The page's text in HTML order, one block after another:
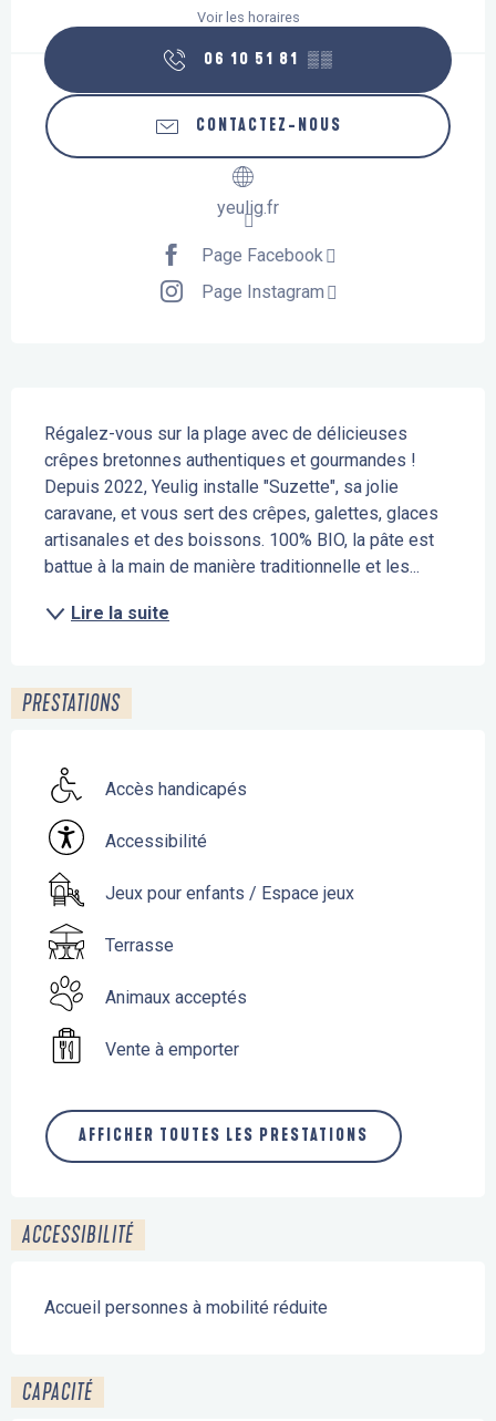
Voir les horaires
06 10 51 81 ▒▒
CONTACTEZ-NOUS
yeulig.fr
Page Facebook
Page Instagram
Régalez-vous sur la plage avec de délicieuses
crêpes bretonnes authentiques et gourmandes !
Depuis 2022, Yeulig installe "Suzette", sa jolie
caravane, et vous sert des crêpes, galettes, glaces
artisanales et des boissons. 100% BIO, la pâte est
battue à la main de manière traditionnelle et les...
Lire la suite
PRESTATIONS
Accès handicapés
Accessibilité
Jeux pour enfants / Espace jeux
Terrasse
Animaux acceptés
Vente à emporter
AFFICHER TOUTES LES PRESTATIONS
ACCESSIBILITÉ
Accueil personnes à mobilité réduite
CAPACITÉ